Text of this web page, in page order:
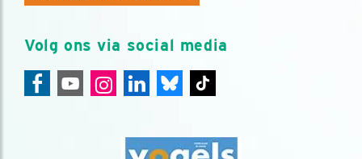
Volg ons via social media